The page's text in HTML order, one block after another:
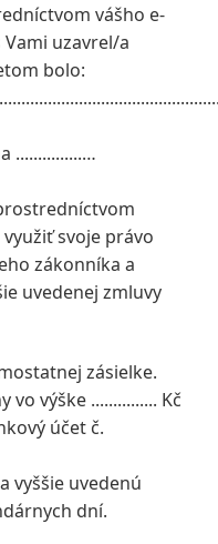
vášho e-
Vami uzavrel/a
bolo:
...............…
svoje právo
zákonníka a
uvedenej zmluvy
zásielke.
výške ............... Kč
účet č.
vyššie uvedenú
dní.